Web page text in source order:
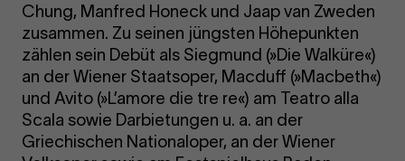
Chung, Manfred Honeck und Jaap van Zweden
zusammen. Zu seinen jüngsten Höhepunkten
zählen sein Debüt als Siegmund (»Die Walküre«)
an der Wiener Staatsoper, Macduff (»Macbeth«)
und Avito (»L’amore die tre re«) am Teatro alla
Scala sowie Darbietungen u. a. an der
Griechischen Nationaloper, an der Wiener